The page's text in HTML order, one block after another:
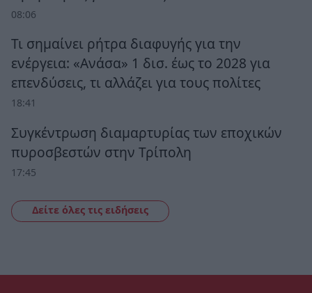
08:06
Τι σημαίνει ρήτρα διαφυγής για την
ενέργεια: «Ανάσα» 1 δισ. έως το 2028 για
επενδύσεις, τι αλλάζει για τους πολίτες
18:41
Συγκέντρωση διαμαρτυρίας των εποχικών
πυροσβεστών στην Τρίπολη
17:45
Δείτε όλες τις ειδήσεις